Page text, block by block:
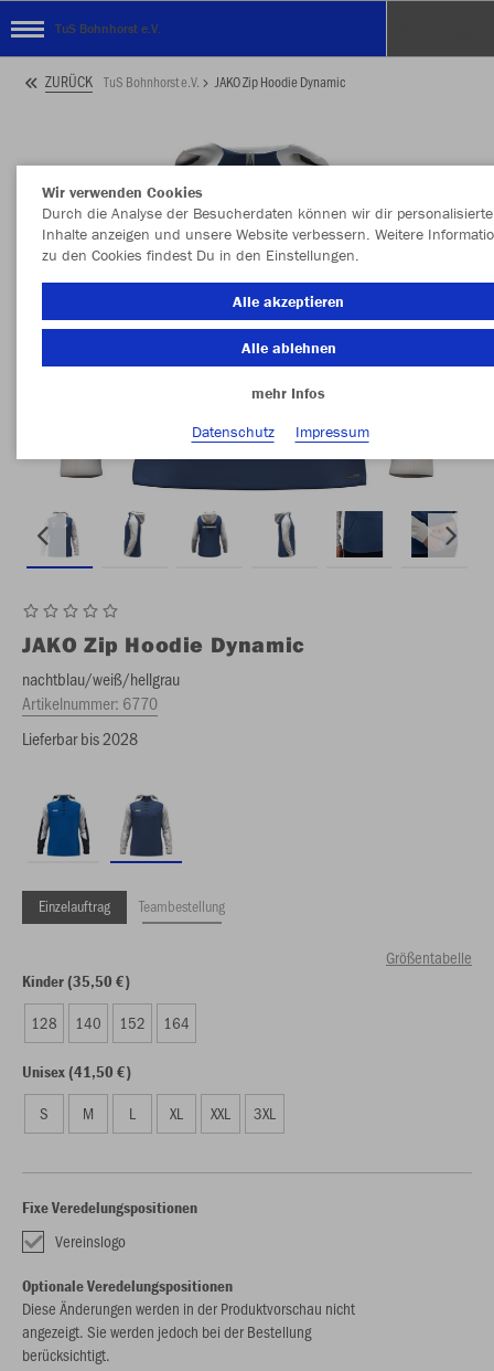
TuS Bohnhorst e.V.
ZURÜCK TuS Bohnhorst e.V. JAKO Zip Hoodie Dynamic
JAKO Zip Hoodie Dynamic
nachtblau/weiß/hellgrau
Artikelnummer: 6770
Lieferbar bis 2028
Einzelauftrag Teambestellung
Größentabelle
Kinder (35,50 €)
128 140 152 164
Unisex (41,50 €)
S M L XL XXL 3XL
Fixe Veredelungspositionen
Vereinslogo
Optionale Veredelungspositionen
Diese Änderungen werden in der Produktvorschau nicht
angezeigt. Sie werden jedoch bei der Bestellung
berücksichtigt.
Wir verwenden Cookies
Durch die Analyse der Besucherdaten können wir dir personalisierte
Inhalte anzeigen und unsere Website verbessern. Weitere
zu den Cookies findest Du in den Einstellungen.
Alle akzeptieren
Alle ablehnen
mehr Infos
Datenschutz
Impressum